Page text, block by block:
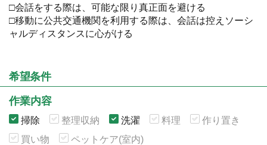
□会話をする際は、可能な限り真正面を避ける
□移動に公共交通機関を利用する際は、会話は控えソーシ
ャルディスタンスに心がける
希望条件
作業内容
掃除 整理収納 洗濯 料理
作り置き
買い物
ペットケア(室内)